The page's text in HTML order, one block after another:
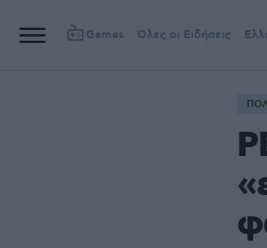
Games Όλες οι Ειδήσεις